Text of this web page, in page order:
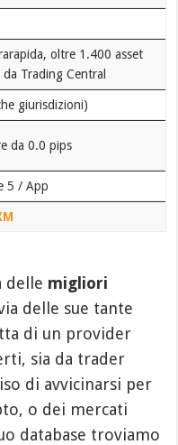
oltre 1.400 asset
Trading Central
giurisdizioni)
da 0.0 pips
5 / App
delle migliori
delle sue tante
di un provider
sia da trader
di avvicinarsi per
o dei mercati
database troviamo